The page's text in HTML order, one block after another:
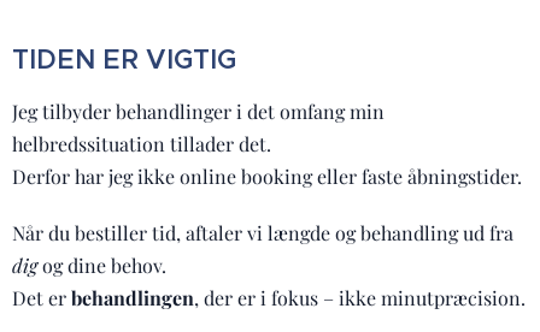
TIDEN ER VIGTIG
Jeg tilbyder behandlinger i det omfang min
helbredssituation tillader det.
Derfor har jeg ikke online booking eller faste åbningstider.
Når du bestiller tid, aftaler vi længde og behandling ud fra
digog dine behov.
Det erbehandlingen, der er i fokus – ikke minutpræcision.